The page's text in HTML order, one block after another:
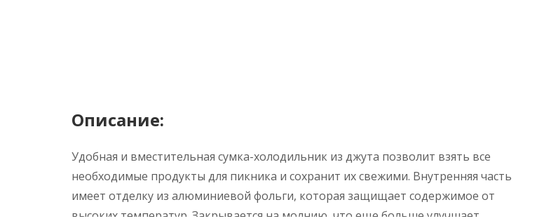
Описание:
Удобная и вместительная сумка-холодильник из джута позволит взять все
необходимые продукты для пикника и сохранит их свежими. Внутренняя часть
имеет отделку из алюминиевой фольги, которая защищает содержимое от
высоких температур. Закрывается на молнию, что еще больше улучшает